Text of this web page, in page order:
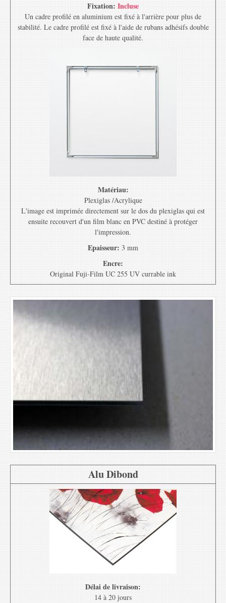
Fixation: Incluse
Un cadre profilé en aluminium est fixé à l'arrière pour plus de
stabilité. Le cadre profilé est fixé à l'aide de rubans adhésifs double
face de haute qualité.
Matériau:
Plexiglas /Acrylique
L'image est imprimée directement sur le dos du plexiglas qui est
ensuite recouvert d'un film blanc en PVC destiné à protéger
l'impression.
Epaisseur: 3 mm
Encre:
Original Fuji-Film UC 255 UV currable ink
Alu Dibond
Délai de livraison:
14 à 20 jours